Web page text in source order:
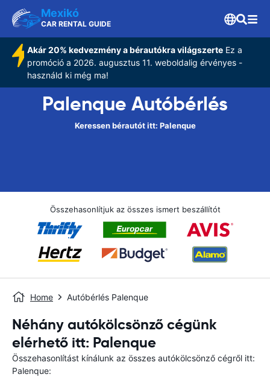
Mexikó
CAR RENTAL GUIDE
Akár 20% kedvezmény a bérautókra világszerteEz a
promóció a 2026. augusztus 11. weboldalig érvényes -
használd ki még ma!
Palenque Autóbérlés
Keressen bérautót itt: Palenque
Összehasonlítjuk az összes ismert beszállítót
Home Autóbérlés Palenque
Néhány autókölcsönző cégünk
elérhető itt: Palenque
Összehasonlítást kínálunk az összes autókölcsönző cégről itt:
Palenque: